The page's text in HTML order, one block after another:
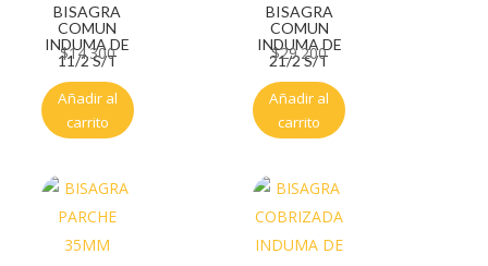
BISAGRA
COMUN
INDUMA DE
11/2 S/T
$14.300
Añadir al
carrito
BISAGRA
COMUN
INDUMA DE
21/2 S/T
$29.200
Añadir al
carrito